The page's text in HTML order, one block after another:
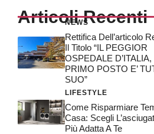
Articoli Recenti
NEWS
Rettifica Dell’articolo
Il Titolo “IL PEGGIOR
OSPEDALE D’ITALIA,
PRIMO POSTO E’
SUO”
LIFESTYLE
Come Risparmiare
Casa: Scegli
Più Adatta A Te